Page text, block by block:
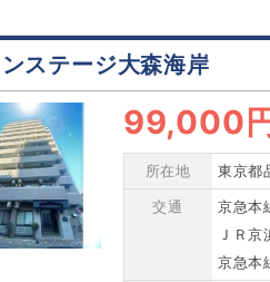
ステージ大森海岸
99,000
所在地
東京都
交通
京急本
ＪＲ
京急本